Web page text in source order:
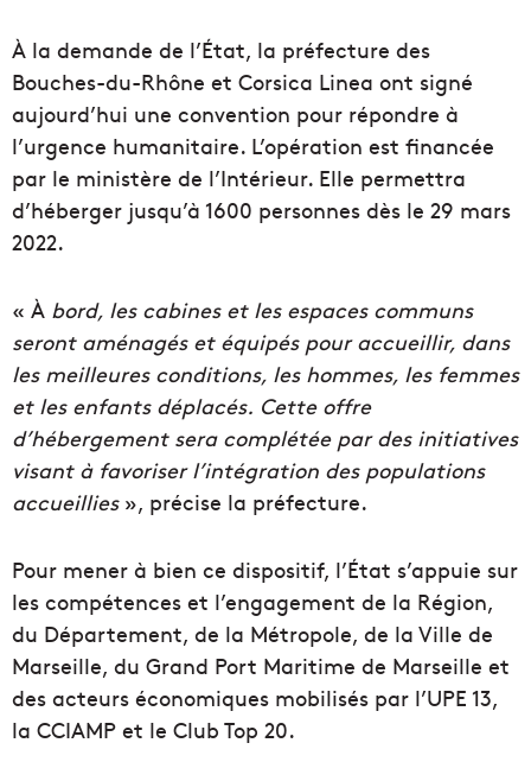
À la demande de l’État, la préfecture des
Bouches-du-Rhône et Corsica Linea ont signé
aujourd’hui une convention pour répondre à
l’urgence humanitaire. L’opération est financée
par le ministère de l’Intérieur. Elle permettra
d’héberger jusqu’à 1600 personnes dès le 29 mars
2022.
« À bord, les cabines et les espaces communs
seront aménagés et équipés pour accueillir, dans
les meilleures conditions, les hommes, les femmes
et les enfants déplacés. Cette offre
d’hébergement sera complétée par des initiatives
visant à favoriser l’intégration des populations
accueillies», précise la préfecture.
Pour mener à bien ce dispositif, l’État s’appuie sur
les compétences et l’engagement de la Région,
du Département, de la Métropole, de la Ville de
Marseille, du Grand Port Maritime de Marseille et
des acteurs économiques mobilisés par l’UPE 13,
la CCIAMP et le Club Top 20.